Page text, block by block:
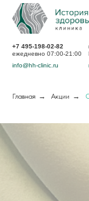
+7 495-198-02-82
ежедневно 07:00-21:00
info@hh-clinic.ru
Главная → Акции →